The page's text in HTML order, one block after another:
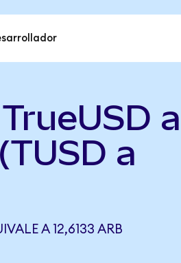
a
a
A 12,6133 ARB